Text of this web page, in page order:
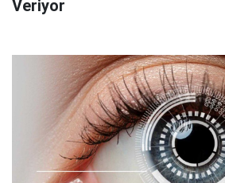
Veriyor